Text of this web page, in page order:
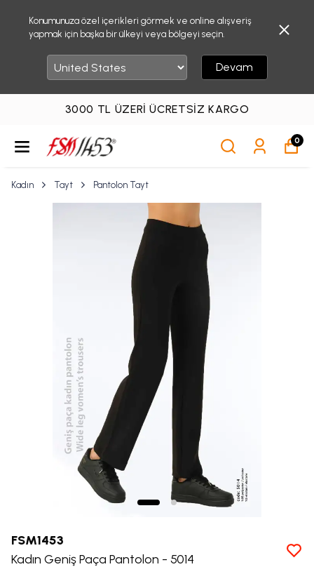
Konumunuza özel içerikleri görmek ve online alışveriş
yapmak için başka bir ülkeyi veya bölgeyi seçin.
Devam
3000 TL ÜZERI ÜCRETSIZ KARGO
0
Kadın Tayt Pantolon Tayt
FSM1453
Kadın Geniş Paça Pantolon - 5014